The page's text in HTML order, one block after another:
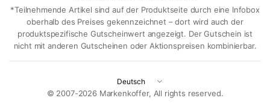
*Teilnehmende Artikel sind auf der Produktseite durch eine Infobox
oberhalb des Preises gekennzeichnet – dort wird auch der
produktspezifische Gutscheinwert angezeigt. Der Gutschein ist
nicht mit anderen Gutscheinen oder Aktionspreisen kombinierbar.
Land/Region
aktualisieren
© 2007-2026 Markenkoffer, All rights reserved.